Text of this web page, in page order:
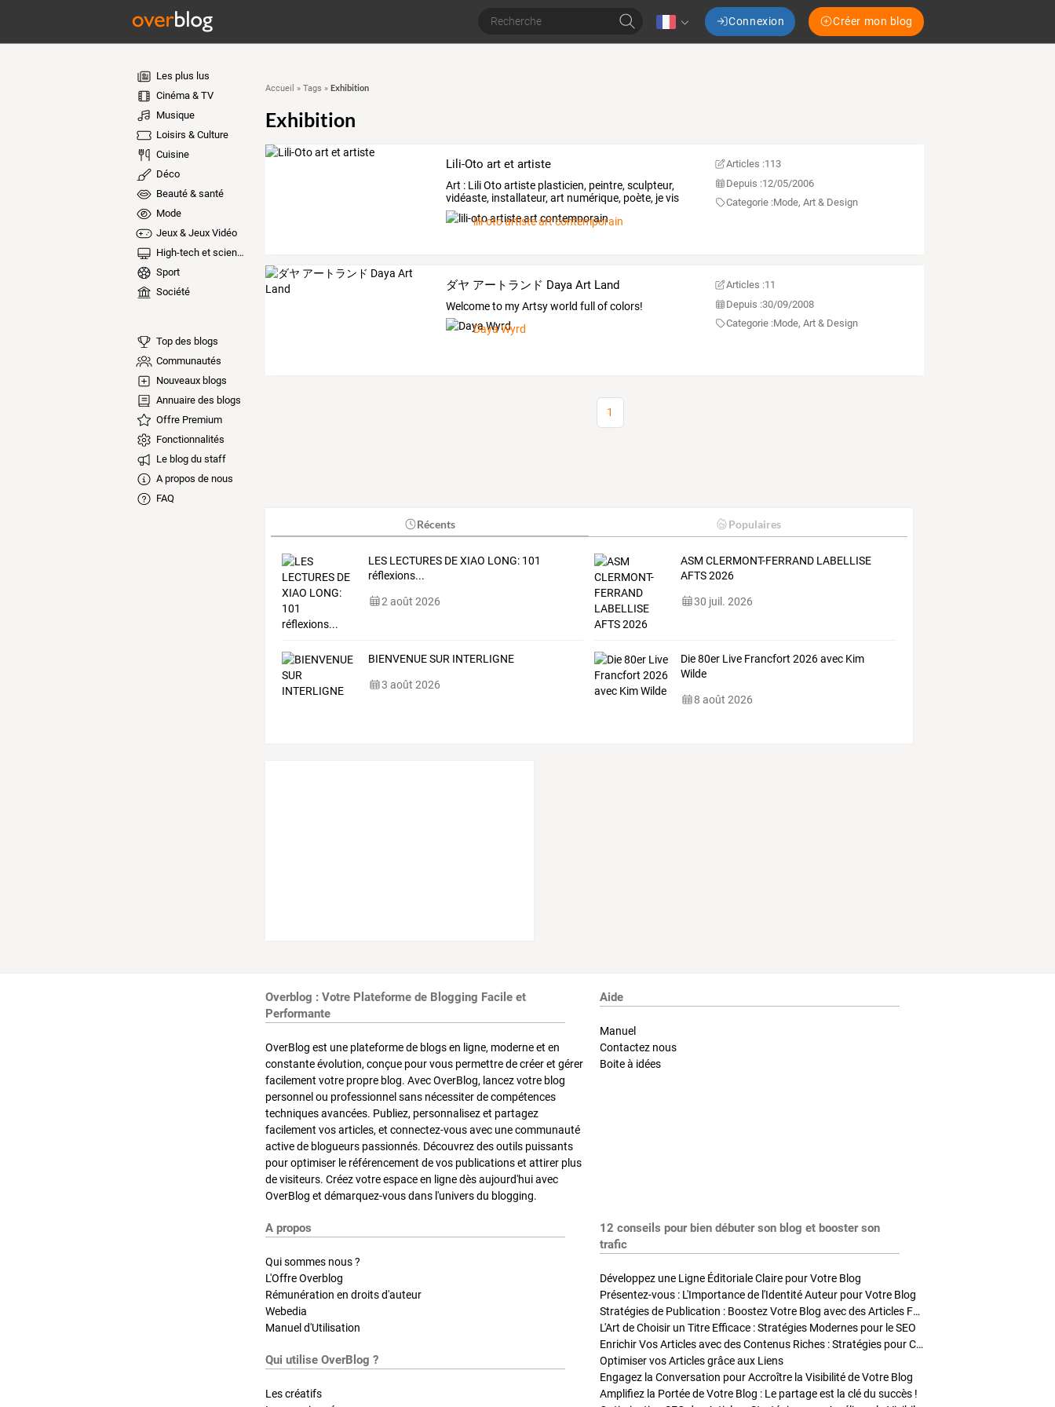
Connexion Créer mon blog
Les plus lus
Cinéma & TV
Musique
Loisirs & Culture
Cuisine
Déco
Beauté & santé
Mode
Jeux & Jeux Vidéo
High-tech et sciences
Sport
Société
Top des blogs
Communautés
Nouveaux blogs
Annuaire des blogs
Offre Premium
Fonctionnalités
Le blog du staff
A propos de nous
FAQ
Accueil » Tags » Exhibition
Exhibition
Lili-Oto art et artiste
Art : LiliOtoartiste plasticien, peintre, sculpteur,
vidéaste, installateur, art numérique, poète, jevis
à…
lili-oto artiste art contemporain
Articles :113
Depuis :12/05/2006
Categorie :Mode, Art & Design
ダヤ アートランド Daya Art Land
Welcome to my Artsy world full of colors!
Daya Wyrd
Articles :11
Depuis :30/09/2008
Categorie :Mode, Art & Design
1
Récents Populaires
LES LECTURES DE XIAO LONG: 101
réflexions...
2 août 2026
ASM CLERMONT-FERRAND LABELLISE
AFTS 2026
30 juil. 2026
BIENVENUE SUR INTERLIGNE
3 août 2026
Die 80er Live Francfort 2026 avec Kim
Wilde
8 août 2026
Overblog : Votre Plateforme de Blogging Facile et
Performante
OverBlog est une plateforme de blogs en ligne, moderne et en
constante évolution, conçue pour vous permettre de créer et gérer
facilement votre propre blog. Avec OverBlog, lancez votre blog
personnel ou professionnel sans nécessiter de compétences
techniques avancées. Publiez, personnalisez et partagez
facilement vos articles, et connectez-vous avec une communauté
active de blogueurs passionnés. Découvrez des outils puissants
pour optimiser le référencement de vos publications et attirer plus
de visiteurs. Créez votre espace en ligne dès aujourd'hui avec
OverBlog et démarquez-vous dans l'univers du blogging.
Aide
Manuel
Contactez nous
Boite à idées
A propos
Qui sommes nous ?
L'Offre Overblog
Rémunération en droits d'auteur
Webedia
Manuel d'Utilisation
Qui utilise OverBlog ?
Les créatifs
12 conseils pour bien débuter son blog et booster son
trafic
Développez une Ligne Éditoriale Claire pour Votre Blog
Présentez-vous : L'Importance de l'Identité Auteur pour Votre Blog
Stratégies de Publication : Boostez Votre Blog avec des Articles Fréquents et Exclusifs
L'Art de Choisir un Titre Efficace : Stratégies Modernes pour le SEO
Enrichir Vos Articles avec des Contenus Riches : Stratégies pour Captiver et Optimiser
Optimiser vos Articles grâce aux Liens
Engagez la Conversation pour Accroître la Visibilité de Votre Blog
Amplifiez la Portée de Votre Blog : Le partage est la clé du succès !